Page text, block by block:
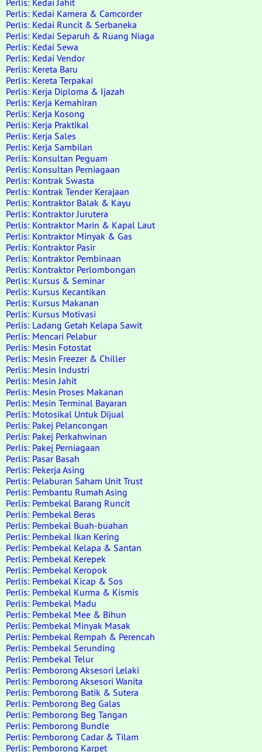
Perlis: Kedai Jahit
Perlis: Kedai Kamera & Camcorder
Perlis: Kedai Runcit & Serbaneka
Perlis: Kedai Separuh & Ruang Niaga
Perlis: Kedai Sewa
Perlis: Kedai Vendor
Perlis: Kereta Baru
Perlis: Kereta Terpakai
Perlis: Kerja Diploma & Ijazah
Perlis: Kerja Kemahiran
Perlis: Kerja Kosong
Perlis: Kerja Praktikal
Perlis: Kerja Sales
Perlis: Kerja Sambilan
Perlis: Konsultan Peguam
Perlis: Konsultan Perniagaan
Perlis: Kontrak Swasta
Perlis: Kontrak Tender Kerajaan
Perlis: Kontraktor Balak & Kayu
Perlis: Kontraktor Jurutera
Perlis: Kontraktor Marin & Kapal Laut
Perlis: Kontraktor Minyak & Gas
Perlis: Kontraktor Pasir
Perlis: Kontraktor Pembinaan
Perlis: Kontraktor Perlombongan
Perlis: Kursus & Seminar
Perlis: Kursus Kecantikan
Perlis: Kursus Makanan
Perlis: Kursus Motivasi
Perlis: Ladang Getah Kelapa Sawit
Perlis: Mencari Pelabur
Perlis: Mesin Fotostat
Perlis: Mesin Freezer & Chiller
Perlis: Mesin Industri
Perlis: Mesin Jahit
Perlis: Mesin Proses Makanan
Perlis: Mesin Terminal Bayaran
Perlis: Motosikal Untuk Dijual
Perlis: Pakej Pelancongan
Perlis: Pakej Perkahwinan
Perlis: Pakej Perniagaan
Perlis: Pasar Basah
Perlis: Pekerja Asing
Perlis: Pelaburan Saham Unit Trust
Perlis: Pembantu Rumah Asing
Perlis: Pembekal Barang Runcit
Perlis: Pembekal Beras
Perlis: Pembekal Buah-buahan
Perlis: Pembekal Ikan Kering
Perlis: Pembekal Kelapa & Santan
Perlis: Pembekal Kerepek
Perlis: Pembekal Keropok
Perlis: Pembekal Kicap & Sos
Perlis: Pembekal Kurma & Kismis
Perlis: Pembekal Madu
Perlis: Pembekal Mee & Bihun
Perlis: Pembekal Minyak Masak
Perlis: Pembekal Rempah & Perencah
Perlis: Pembekal Serunding
Perlis: Pembekal Telur
Perlis: Pemborong Aksesori Lelaki
Perlis: Pemborong Aksesori Wanita
Perlis: Pemborong Batik & Sutera
Perlis: Pemborong Beg Galas
Perlis: Pemborong Beg Tangan
Perlis: Pemborong Bundle
Perlis: Pemborong Cadar & Tilam
Perlis: Pemborong Karpet